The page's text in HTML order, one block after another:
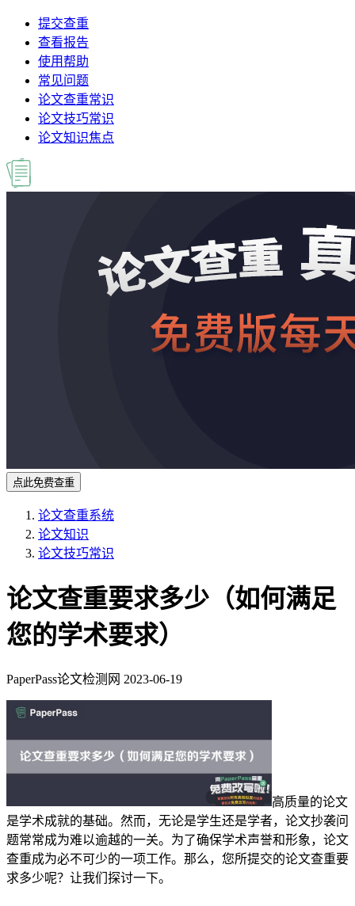
提交查重
查看报告
使用帮助
常见问题
论文查重常识
论文技巧常识
论文知识焦点
点此免费查重
论文查重系统
论文知识
论文技巧常识
论文查重要求多少（如何满足
您的学术要求）
PaperPass论文检测网 2023-06-19
高质量的论文
是学术成就的基础。然而，无论是学生还是学者，论文抄袭问
题常常成为难以逾越的一关。为了确保学术声誉和形象，论文
查重成为必不可少的一项工作。那么，您所提交的论文查重要
求多少呢？让我们探讨一下。